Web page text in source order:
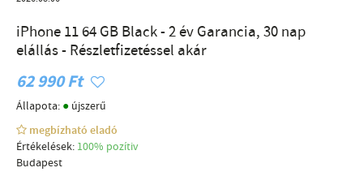
iPhone 11 64 GB Black - 2 év Garancia, 30 nap
elállás - Részletfizetéssel akár
62 990 Ft
Állapota: ● újszerű
megbízható eladó
Értékelések: 100% pozítiv
Budapest